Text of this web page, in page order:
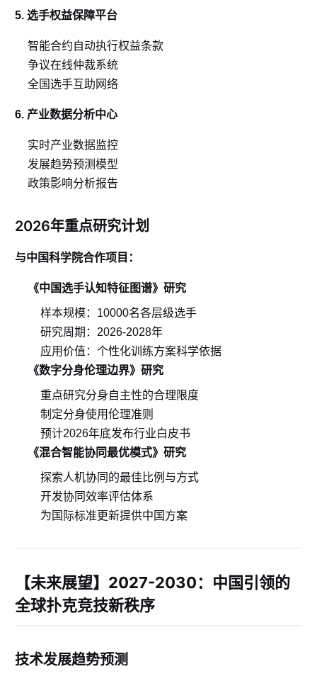
5. 选手权益保障平台
智能合约自动执行权益条款
争议在线仲裁系统
全国选手互助网络
6. 产业数据分析中心
实时产业数据监控
发展趋势预测模型
政策影响分析报告
2026年重点研究计划
与中国科学院合作项目：
《中国选手认知特征图谱》研究
样本规模：10000名各层级选手
研究周期：2026-2028年
应用价值：个性化训练方案科学依据
《数字分身伦理边界》研究
重点研究分身自主性的合理限度
制定分身使用伦理准则
预计2026年底发布行业白皮书
《混合智能协同最优模式》研究
探索人机协同的最佳比例与方式
开发协同效率评估体系
为国际标准更新提供中国方案
【未来展望】2027-2030：中国引领的
全球扑克竞技新秩序
技术发展趋势预测